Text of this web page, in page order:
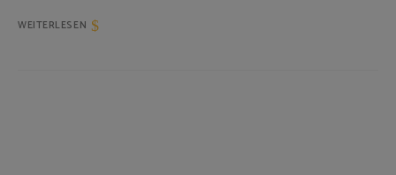
WEITERLESEN